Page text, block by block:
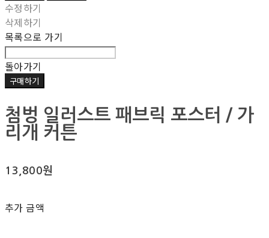
수정하기
삭제하기
목록으로 가기
돌아가기
구매하기
첨벙 일러스트 패브릭 포스터 / 가
리개 커튼
13,800원
추가 금액